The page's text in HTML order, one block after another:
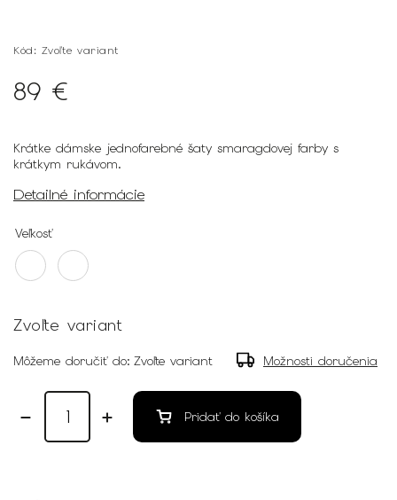
Kód: Zvoľte variant
89 €
Krátke dámske jednofarebné šaty smaragdovej farby s
krátkym rukávom.
Detailné informácie
Veľkosť
Zvoľte variant
Môžeme doručiť do: Zvoľte variant Možnosti doručenia
Pridať do košíka